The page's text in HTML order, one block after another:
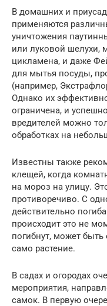
В домашних и
применяются
уничтожения
или луковой шелухи,
цикламена, и даже
для мытья посуды,
(например,
Однако их
ограничена, и
вредителей можно
обработках на
Известны также
клещей, когда
на мороз на улицу.
противоречиво. С
действительно
происходит это не
погибнут, может
само растение.
В садах и огородах
мероприятия,
самок. В первую